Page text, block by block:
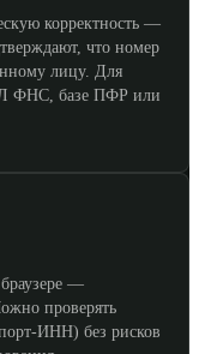
корректность —
что номер
лицу. Для
ФНС, базе ПФР или
—
проверять
ИНН) без рисков